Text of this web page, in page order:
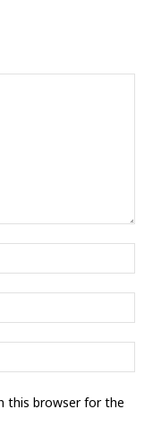
this browser for the